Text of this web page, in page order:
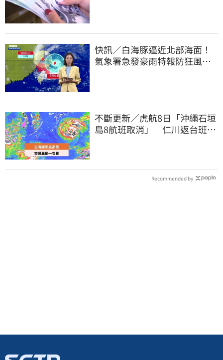
快訊／白海豚逼近北部海面！
氣象署急發豪雨特報防狂風巨
不斷更新／虎航8日「沖繩石垣
島8航班取消」 仁川返台班機
Recommended by